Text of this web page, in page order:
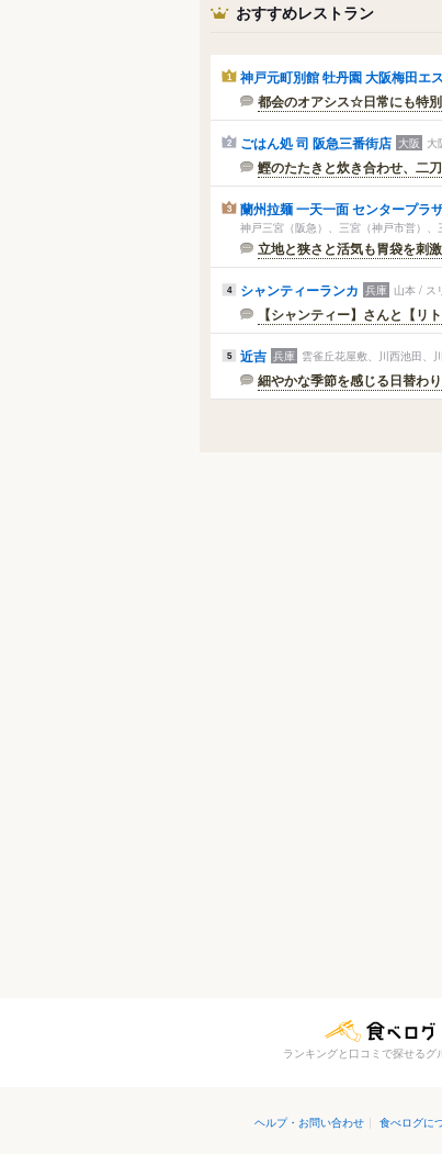
おすすめレストラン
1 神戸元町別館 牡丹園 大阪梅田エ
都会のオアシス☆日常にも特別
2 ごはん処 司 阪急三番街店 大阪 大
鰹のたたきと炊き合わせ、二
3 蘭州拉麺 一天一面 センタープラ
神戸三宮（阪急）、三宮（神戸市営）
立地と狭さと活気も胃袋を刺
4 シャンティーランカ 兵庫 山本 / ス
【シャンティー】さんと【リ
5 近吉 兵庫 雲雀丘花屋敷、川西池田、
細やかな季節を感じる日替わ
ランキングと口コミで探せるグ
ヘルプ・お問い合わせ | 食べログに